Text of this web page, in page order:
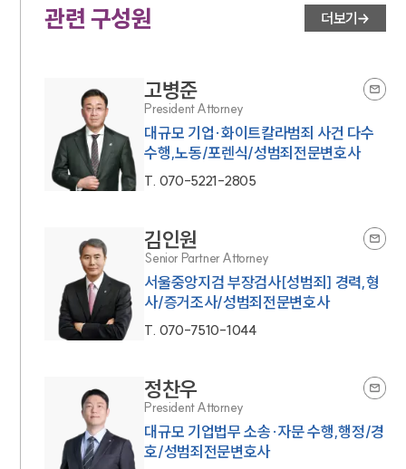
관련 구성원 더보기
고병준
President Attorney
대규모 기업·화이트칼라범죄 사건 다수
수행,노동/포렌식/성범죄전문변호사
T. 070-5221-2805
김인원
Senior Partner Attorney
서울중앙지검 부장검사[성범죄] 경력,형
사/증거조사/성범죄전문변호사
T. 070-7510-1044
정찬우
President Attorney
대규모 기업법무 소송·자문 수행,행정/경
호/성범죄전문변호사